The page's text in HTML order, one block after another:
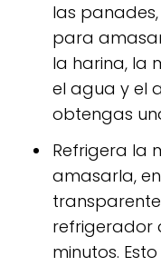
las
para
la harina, la
el agua y el
obtengas
Refrigera la
amasarla,
refrigerador
minutos.